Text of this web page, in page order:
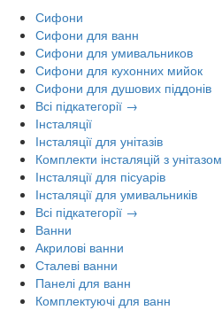
Сифони
Сифони для ванн
Сифони для умивальников
Сифони для кухонних мийок
Сифони для душових піддонів
Всі підкатегорії →
Інсталяції
Інсталяції для унітазів
Комплекти інсталяцій з унітазом
Інсталяції для пісуарів
Інсталяції для умивальників
Всі підкатегорії →
Ванни
Акрилові ванни
Сталеві ванни
Панелі для ванн
Комплектуючі для ванн